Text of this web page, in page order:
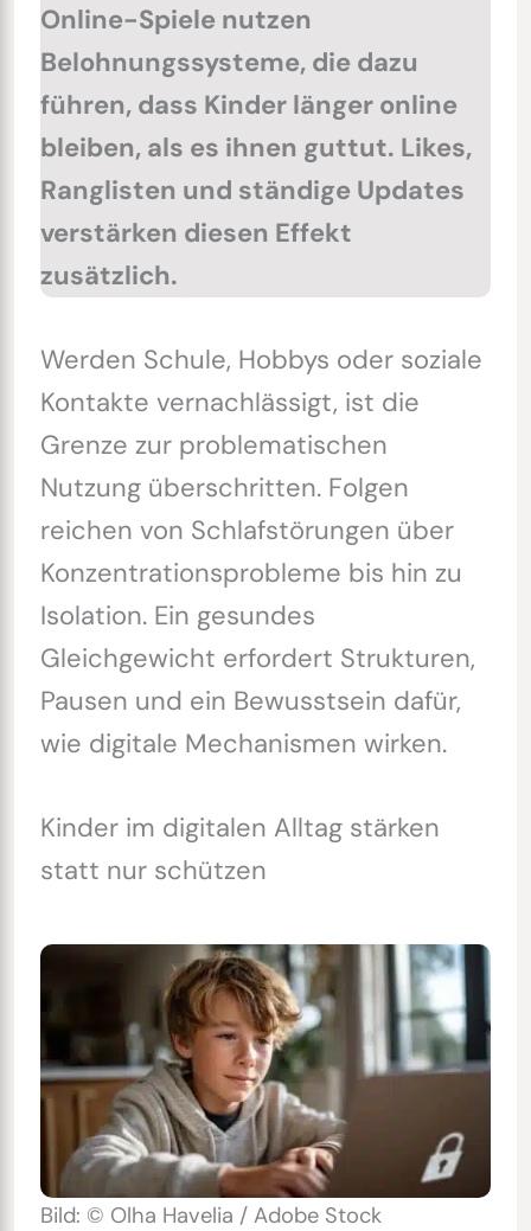
Online-Spiele nutzen
Belohnungssysteme, die dazu
führen, dass Kinder länger online
bleiben, als es ihnen guttut. Likes,
Ranglisten und ständige Updates
verstärken diesen Effekt
zusätzlich.
Werden Schule, Hobbys oder soziale
Kontakte vernachlässigt, ist die
Grenze zur problematischen
Nutzung überschritten. Folgen
reichen von Schlafstörungen über
Konzentrationsprobleme bis hin zu
Isolation. Ein gesundes
Gleichgewicht erfordert Strukturen,
Pausen und ein Bewusstsein dafür,
wie digitale Mechanismen wirken.
Kinder im digitalen Alltag stärken
statt nur schützen
Bild: © Olha Havelia / Adobe Stock